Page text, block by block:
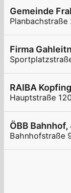
Gemeinde
Planbachstraße
Firma
RAIBA
Hauptstraße
ÖBB
Bahnhofstraße